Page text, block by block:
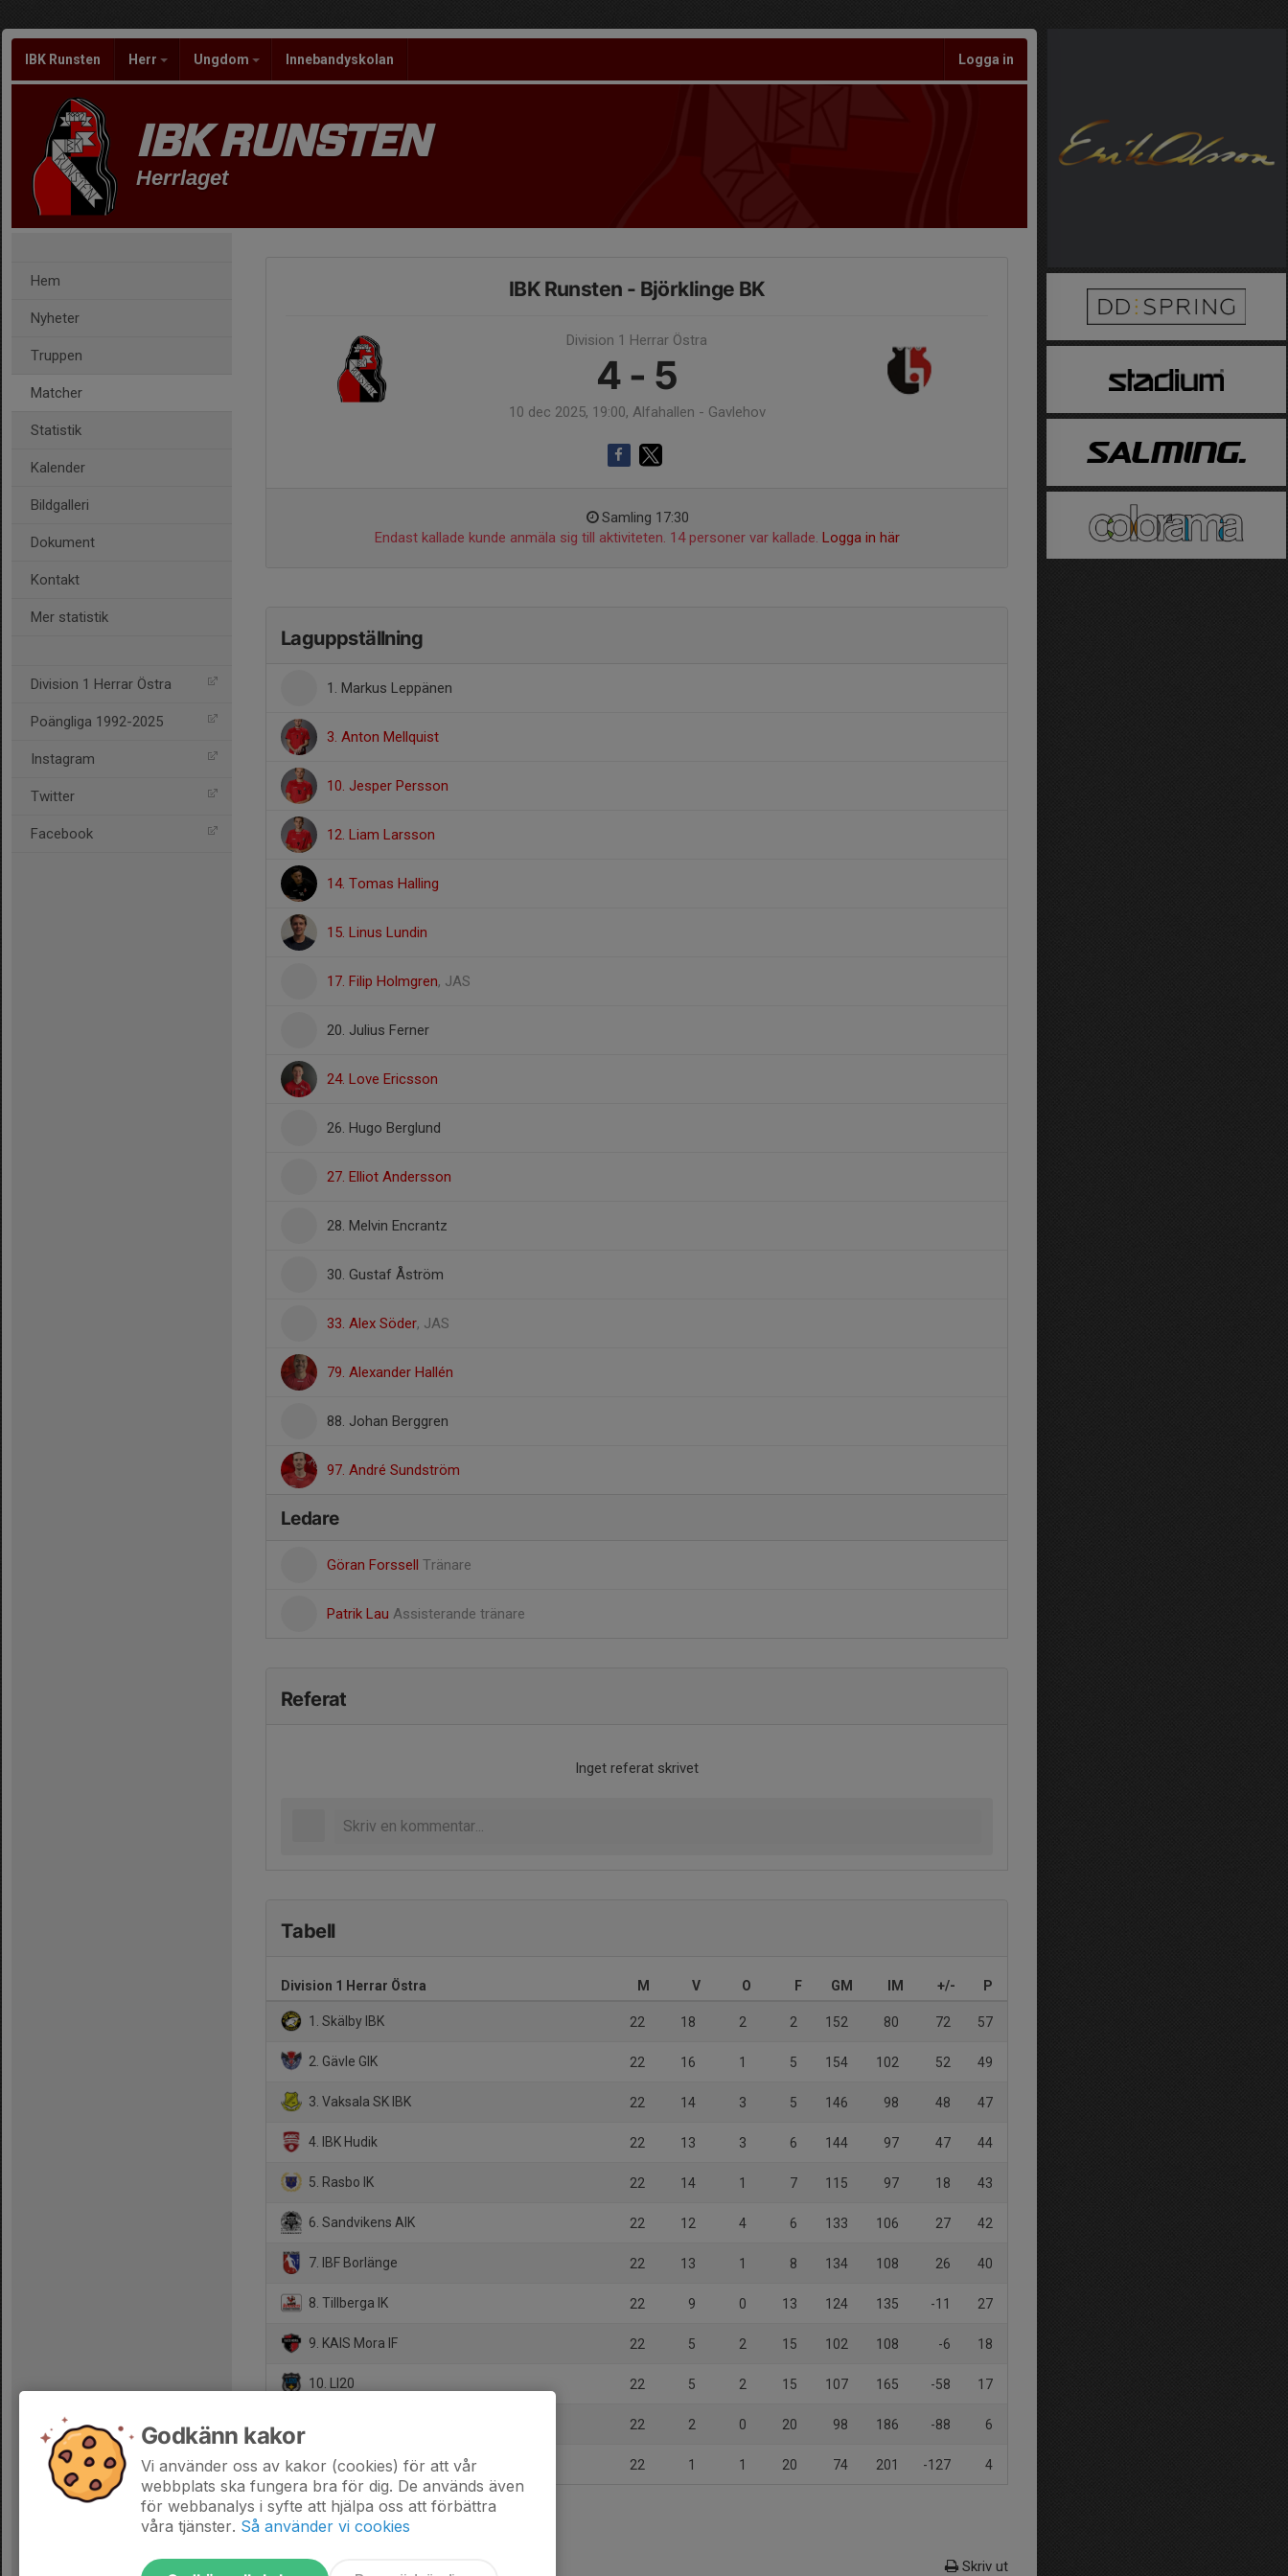
IBK Runsten Herr Ungdom Innebandyskolan Logga in
IBK RUNSTEN
Herrlaget
Hem
Nyheter
Truppen
Matcher
Statistik
Kalender
Bildgalleri
Dokument
Kontakt
Mer statistik
Division 1 Herrar Östra
Poängliga 1992-2025
Instagram
Twitter
Facebook
IBK Runsten - Björklinge BK
Division 1 Herrar Östra
4 - 5
10 dec 2025, 19:00, Alfahallen - Gavlehov
Samling 17:30
Endast kallade kunde anmäla sig till aktiviteten. 14 personer var kallade. Logga in här
Laguppställning
1. Markus Leppänen
3. Anton Mellquist
10. Jesper Persson
12. Liam Larsson
14. Tomas Halling
15. Linus Lundin
17. Filip Holmgren, JAS
20. Julius Ferner
24. Love Ericsson
26. Hugo Berglund
27. Elliot Andersson
28. Melvin Encrantz
30. Gustaf Åström
33. Alex Söder, JAS
79. Alexander Hallén
88. Johan Berggren
97. André Sundström
Ledare
Göran Forssell Tränare
Patrik Lau Assisterande tränare
Referat
Inget referat skrivet
Tabell
Division 1 Herrar Östra M V O F GM IM +/- P
1. Skälby IBK 22 18 2 2 152 80 72 57
2. Gävle GIK 22 16 1 5 154 102 52 49
3. Vaksala SK IBK 22 14 3 5 146 98 48 47
4. IBK Hudik 22 13 3 6 144 97 47 44
5. Rasbo IK 22 14 1 7 115 97 18 43
6. Sandvikens AIK 22 12 4 6 133 106 27 42
7. IBF Borlänge 22 13 1 8 134 108 26 40
8. Tillberga IK 22 9 0 13 124 135 -11 27
9. KAIS Mora IF 22 5 2 15 102 108 -6 18
10. LI20 22 5 2 15 107 165 -58 17
22 2 0 20 98 186 -88 6
12. Björklinge BK 22 1 1 20 74 201 -127 4
Skriv ut
Godkänn kakor
Vi använder oss av kakor (cookies) för att vår
webbplats ska fungera bra för dig. De används även
för webbanalys i syfte att hjälpa oss att förbättra
våra tjänster. Så använder vi cookies